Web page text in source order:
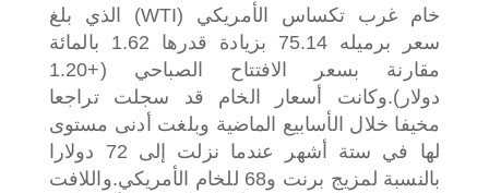
خام غرب تكساس الأمريكي (WTI) الذي بلغ
سعر برميله 75.14 بزيادة قدرها 1.62 بالمائة
مقارنة بسعر الافتتاح الصباحي (+1.20
دولار).وكانت أسعار الخام قد سجلت تراجعا
مخيفا خلال الأسابيع الماضية وبلغت أدنى مستوى
لها في ستة أشهر عندما نزلت إلى 72 دولارا
بالنسبة لمزيج برنت و68 للخام الأمريكي.
واللافت